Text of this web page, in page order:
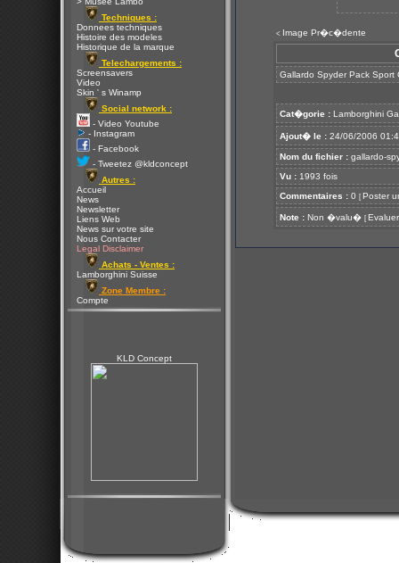
Techniques :
Donnees techniques
Histoire des modeles
Historique de la marque
Telechargements :
Screensavers
Video
Skin ' s Winamp
Social network :
- Video Youtube
- Instagram
- Facebook
- Tweetez @kldconcept
Autres :
Accueil
News
Newsletter
Liens Web
News sur votre site
Nous Contacter
Legal Disclaimer
Achats - Ventes :
Lamborghini Suisse
Zone Membre :
Compte
KLD Concept
< Image Pr�c�dente
Gallardo Spyder Pack Sport
Cat�gorie : Lamborghini
Ajout� le : 24/06/2006
Nom du fichier : gallardo-
Vu : 1993 fois
Commentaires : 0 [ Poster
Note : Non �valu� [ Evaluer